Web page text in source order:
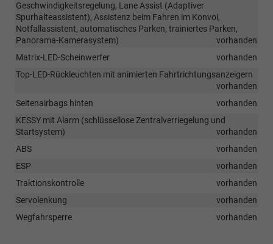
Geschwindigkeitsregelung, Lane Assist (Adaptiver
Spurhalteassistent), Assistenz beim Fahren im Konvoi,
Notfallassistent, automatisches Parken, trainiertes Parken,
Panorama-Kamerasystem)
vorhanden
Matrix-LED-Scheinwerfer
vorhanden
Top-LED-Rückleuchten mit animierten Fahrtrichtungsanzeigern
vorhanden
Seitenairbags hinten
vorhanden
KESSY mit Alarm (schlüssellose Zentralverriegelung und
Startsystem)
vorhanden
ABS
vorhanden
ESP
vorhanden
Traktionskontrolle
vorhanden
Servolenkung
vorhanden
Wegfahrsperre
vorhanden